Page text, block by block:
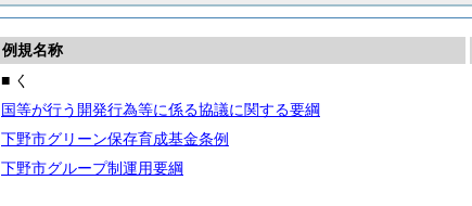
例規名称
■ く
国等が行う開発行為等に係る協議に関する要綱
下野市グリーン保存育成基金条例
下野市グループ制運用要綱